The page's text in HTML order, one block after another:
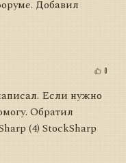
Добавил
0
Если нужно
Обратил
(4) StockSharp